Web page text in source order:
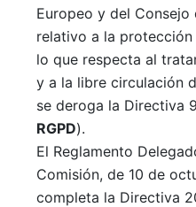
Europeo y del
relativo a la
lo que respecta al
y a la libre circulación
se deroga la Directiva
RGPD).
El Reglamento
Comisión, de 10 de
completa la Directiva